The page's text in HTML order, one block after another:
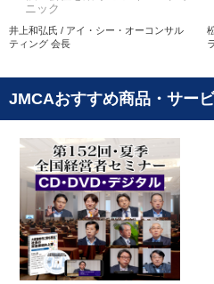
ニック
井上和弘氏 / アイ・シー・オーコンサル
ティング 会長
JMCAおすすめ商品・サー